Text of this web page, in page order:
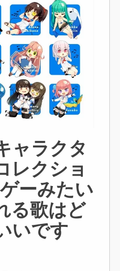
ャラクタ
レクショ
ーみたい
る歌はど
いです